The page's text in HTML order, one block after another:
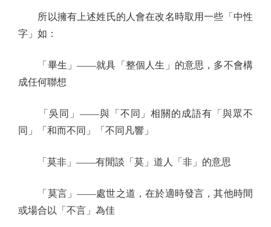
所以擁有上述姓氏的人會在改名時取用一些「中性
字」如：
「畢生」——就具「整個人生」的意思，多不會構
成任何聯想
「吳同」——與「不同」相關的成語有「與眾不
同」「和而不同」「不同凡響」
「莫非」——有閒談「莫」道人「非」的意思
「莫言」——處世之道，在於適時發言，其他時間
或場合以「不言」為佳